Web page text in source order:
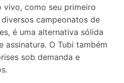
como seu primeiro
campeonatos de
é uma alternativa sólida
assinatura. O Tubi também
sob demanda e